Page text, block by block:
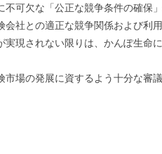
可欠な「公正な競争条件の確保
社との適正な競争関係および利
現されない限りは、かんぽ生命
場の発展に資するよう十分な審